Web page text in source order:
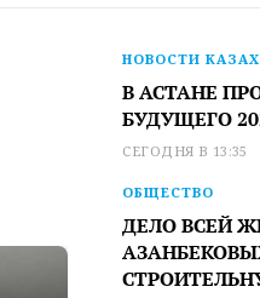
НОВОСТИ
В АСТАНЕ
БУДУЩЕГО
СЕГОДНЯ В 13:35
ОБЩЕСТВО
ДЕЛО ВСЕЙ